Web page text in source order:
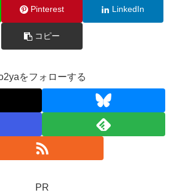
Pinterest LinkedIn
コピー
をフォローする
PR